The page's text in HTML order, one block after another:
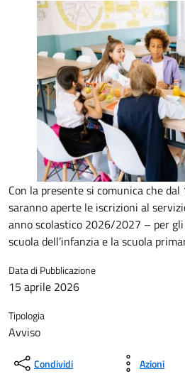
Con la presente si comunica che
saranno aperte le iscrizioni al
anno scolastico 2026/2027 – per
scuola dell’infanzia e la scuola
Data di Pubblicazione
15 aprile 2026
Tipologia
Avviso
Condividi Azioni